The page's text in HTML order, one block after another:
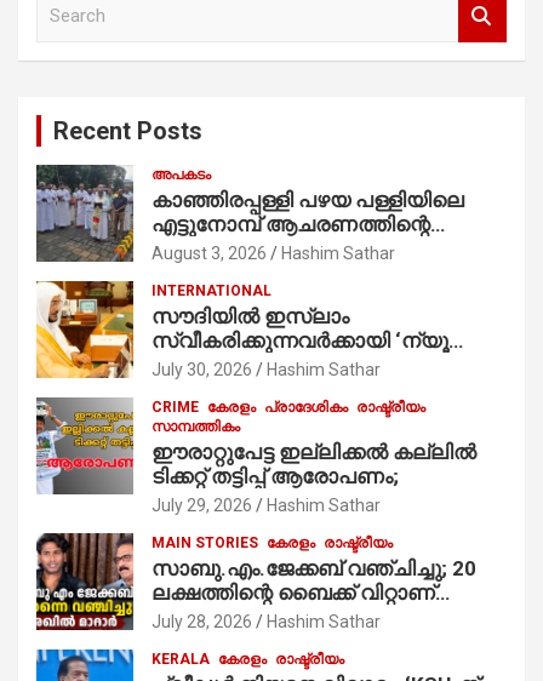
Recent Posts
അപകടം
കാഞ്ഞിരപ്പള്ളി പഴയ പള്ളിയിലെ
എട്ടുനോമ്പ് ആചരണത്തിന്റെ
ഭാഗമായുള്ള പന്തലിന്റെ കാൽനാട്ട്
കുര്യൻ താമരശ്ശേരി
നിർവഹിക്കുന്നു.
August 3, 2026 Hashim Sathar
INTERNATIONAL
സൗദിയില്‍ ഇസ്‌ലാം
സ്വീകരിക്കുന്നവര്‍ക്കായി ‘ന്യൂ
മുസ്ലിം’ ഡിജിറ്റല്‍ കാര്‍ഡ് സേവനം
July 30, 2026 Hashim Sathar
CRIME കേരളം പ്രാദേശികം രാഷ്ട്രീയം
സാമ്പത്തികം
ഈരാറ്റുപേട്ട ഇല്ലിക്കൽ കല്ലിൽ
ടിക്കറ്റ് തട്ടിപ്പ് ആരോപണം;
July 29, 2026 Hashim Sathar
MAIN STORIES കേരളം രാഷ്ട്രീയം
സാബു.എം.ജേക്കബ് വഞ്ചിച്ചു; 20
ലക്ഷത്തിന്റെ ബൈക്ക് വിറ്റാണ്
തൃക്കാക്കരയില്‍ മത്സരിച്ചത്!
മാത്രമാണ് ഉണ്ടായിരുന്നത്;
July 28, 2026 Hashim Sathar
KERALA കേരളം രാഷ്ട്രീയം